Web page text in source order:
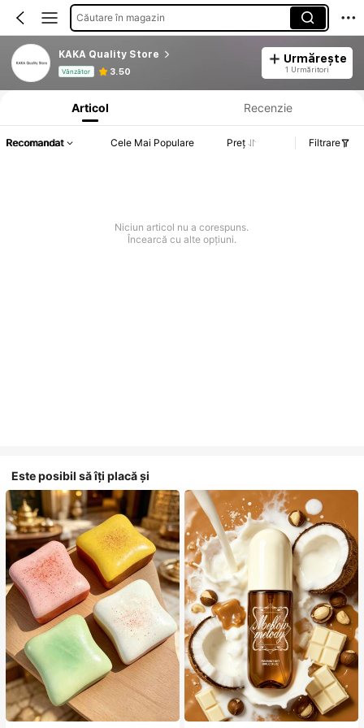
Căutare în magazin
KAKA Quality Store
Vânzător 3.50
Urmărește
1 Urmăritori
Informații despre produs: Divulgarea prețului, detalii privind vânzările și stocul.
Articol Recenzie
Recomandat Cele Mai Populare Preț Filtrare
Niciun articol nu a corespuns.
Încearcă cu alte opțiuni.
Este posibil să îți placă și